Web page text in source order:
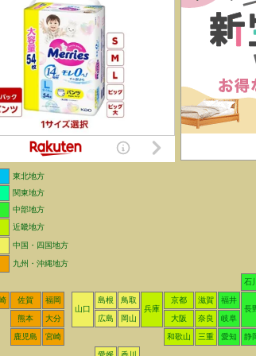
東北地方
関東地方
中部地方
近畿地方
中国・四国地方
九州・沖縄地方
石川
佐賀
福岡
山口
島根
鳥取
兵庫
京都 滋賀
福井
長
熊本 大分 広島 岡山 大阪 奈良 岐阜
鹿児島 宮崎 和歌山 三重 愛知 静